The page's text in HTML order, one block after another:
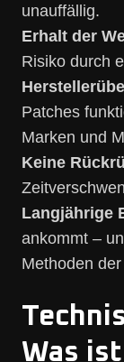
unauffällig.
Erhalt der
Risiko durch
Patches
Marken und
Keine
Langjährige
ankommt –
Methoden
Was